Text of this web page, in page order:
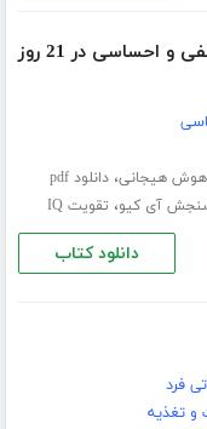
در 21 روز
هوش هیجانی،
دانلود pdf
آی کیو، تقویت IQ
دانلود کتاب
فرد
و تغذیه